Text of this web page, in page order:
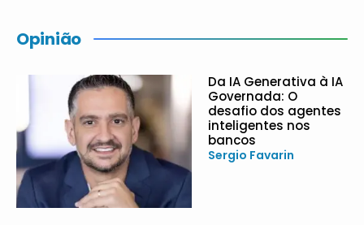
Opinião
Da IA Generativa à IA
Governada: O
desafio dos agentes
inteligentes nos
bancos
Sergio Favarin